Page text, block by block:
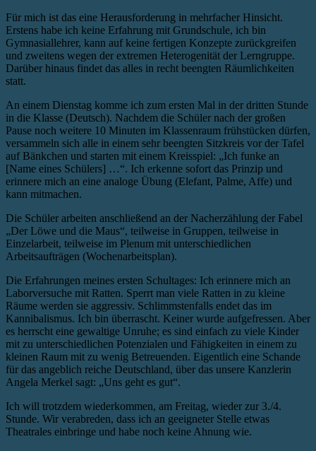
Für mich ist das eine Herausforderung in mehrfacher Hinsicht.
Erstens habe ich keine Erfahrung mit Grundschule, ich bin
Gymnasiallehrer, kann auf keine fertigen Konzepte zurückgreifen
und zweitens wegen der extremen Heterogenität der Lerngruppe.
Darüber hinaus findet das alles in recht beengten Räumlichkeiten
statt.
An einem Dienstag komme ich zum ersten Mal in der dritten Stunde
in die Klasse (Deutsch). Nachdem die Schüler nach der großen
Pause noch weitere 10 Minuten im Klassenraum frühstücken dürfen,
versammeln sich alle in einem sehr beengten Sitzkreis vor der Tafel
auf Bänkchen und starten mit einem Kreisspiel: „Ich funke an
[Name eines Schülers] …“. Ich erkenne sofort das Prinzip und
erinnere mich an eine analoge Übung (Elefant, Palme, Affe) und
kann mitmachen.
Die Schüler arbeiten anschließend an der Nacherzählung der Fabel
„Der Löwe und die Maus“, teilweise in Gruppen, teilweise in
Einzelarbeit, teilweise im Plenum mit unterschiedlichen
Arbeitsaufträgen (Wochenarbeitsplan).
Die Erfahrungen meines ersten Schultages: Ich erinnere mich an
Laborversuche mit Ratten. Sperrt man viele Ratten in zu kleine
Räume werden sie aggressiv. Schlimmstenfalls endet das im
Kannibalismus. Ich bin überrascht. Keiner wurde aufgefressen. Aber
es herrscht eine gewaltige Unruhe; es sind einfach zu viele Kinder
mit zu unterschiedlichen Potenzialen und Fähigkeiten in einem zu
kleinen Raum mit zu wenig Betreuenden. Eigentlich eine Schande
für das angeblich reiche Deutschland, über das unsere Kanzlerin
Angela Merkel sagt: „Uns geht es gut“.
Ich will trotzdem wiederkommen, am Freitag, wieder zur 3./4.
Stunde. Wir verabreden, dass ich an geeigneter Stelle etwas
Theatrales einbringe und habe noch keine Ahnung wie.